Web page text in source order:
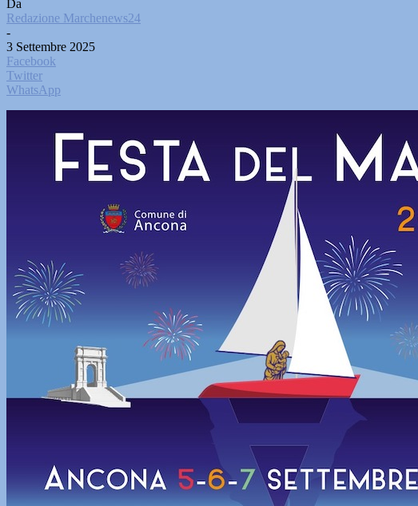
Da
Redazione Marchenews24
-
3 Settembre 2025
Facebook
Twitter
WhatsApp